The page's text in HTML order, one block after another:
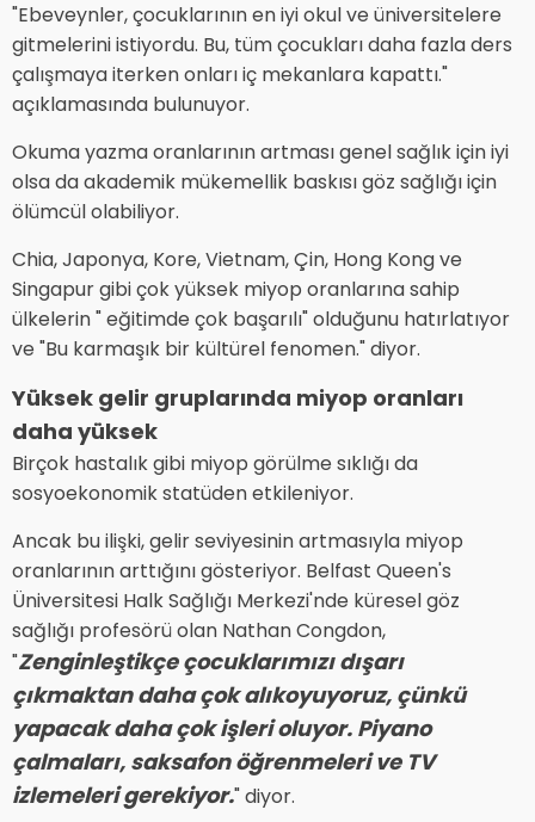
"Ebeveynler, çocuklarının en iyi okul ve üniversitelere
gitmelerini istiyordu. Bu, tüm çocukları daha fazla ders
çalışmaya iterken onları iç mekanlara kapattı."
açıklamasında bulunuyor.
Okuma yazma oranlarının artması genel sağlık için iyi
olsa da akademik mükemellik baskısı göz sağlığı için
ölümcül olabiliyor.
Chia, Japonya, Kore, Vietnam, Çin, Hong Kong ve
Singapur gibi çok yüksek miyop oranlarına sahip
ülkelerin " eğitimde çok başarılı" olduğunu hatırlatıyor
ve "Bu karmaşık bir kültürel fenomen." diyor.
Yüksek gelir gruplarında miyop oranları
daha yüksek
Birçok hastalık gibi miyop görülme sıklığı da
sosyoekonomik statüden etkileniyor.
Ancak bu ilişki, gelir seviyesinin artmasıyla miyop
oranlarının arttığını gösteriyor. Belfast Queen's
Üniversitesi Halk Sağlığı Merkezi'nde küresel göz
sağlığı profesörü olan Nathan Congdon,
"Zenginleştikçe çocuklarımızı dışarı
çıkmaktan daha çok alıkoyuyoruz, çünkü
yapacak daha çok işleri oluyor. Piyano
çalmaları, saksafon öğrenmeleri ve TV
izlemeleri gerekiyor." diyor.